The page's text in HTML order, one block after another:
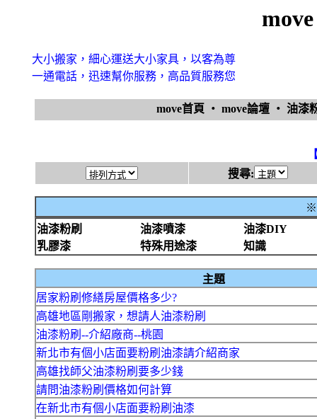
大小搬家，細心運送大小家具，以客為尊
一通電話，迅速幫你服務，高品質服務您
move首頁 ‧ move論壇 ‧ 油漆
搜尋:
※
油漆粉刷
油漆噴漆
油漆DIY
乳膠漆
特殊用途漆 知識
主題
居家粉刷修繕房屋價格多少?
高雄地區剛搬家，想請人油漆粉刷
油漆粉刷--介紹廠商--桃園
新北市有個小店面要粉刷油漆請介紹商家
高雄找師父油漆粉刷要多少錢
請問油漆粉刷價格如何計算
在新北市有個小店面要粉刷油漆